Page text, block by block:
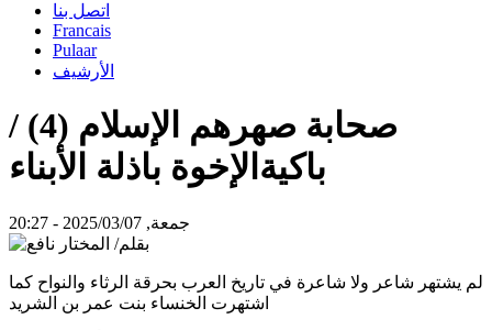
اتصل بنا
Francais
Pulaar
الأرشيف
صحابة صهرهم الإسلام (4) /
باكيةالإخوة باذلة الأبناء
جمعة, 2025/03/07 - 20:27
لم يشتهر شاعر ولا شاعرة في تاريخ العرب بحرقة الرثاء والنواح كما
اشتهرت الخنساء بنت عمر بن الشريد